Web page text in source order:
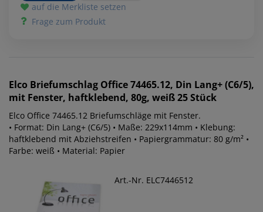
auf die Merkliste setzen
Frage zum Produkt
Elco Briefumschlag Office 74465.12, Din Lang+ (C6/5),
mit Fenster, haftklebend, 80g, weiß 25 Stück
Elco Office 74465.12 Briefumschläge mit Fenster.
• Format: Din Lang+ (C6/5) • Maße: 229x114mm • Klebung:
haftklebend mit Abziehstreifen • Papiergrammatur: 80 g/m² •
Farbe: weiß • Material: Papier
Art.-Nr. ELC7446512